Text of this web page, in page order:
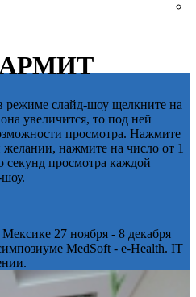
АРМИТ
режиме слайд-шоу щелкните на
увеличится, то под ней
просмотра. Нажмите
нажмите на число от 1
секунд просмотра каждой
27 ноября - 8 декабря
MedSoft - e-Health. IT